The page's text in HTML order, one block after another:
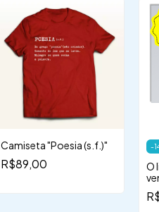
Camiseta "Poesia (s.f.)"
R$89,00
-
O